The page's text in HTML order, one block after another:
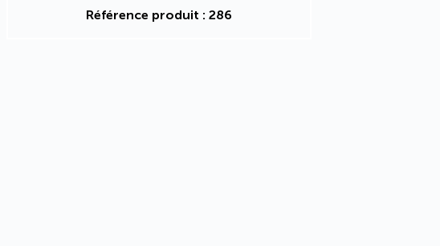
Référence produit : 286